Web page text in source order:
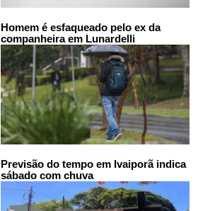
Homem é esfaqueado pelo ex da
companheira em Lunardelli
Previsão do tempo em Ivaiporã indica
sábado com chuva